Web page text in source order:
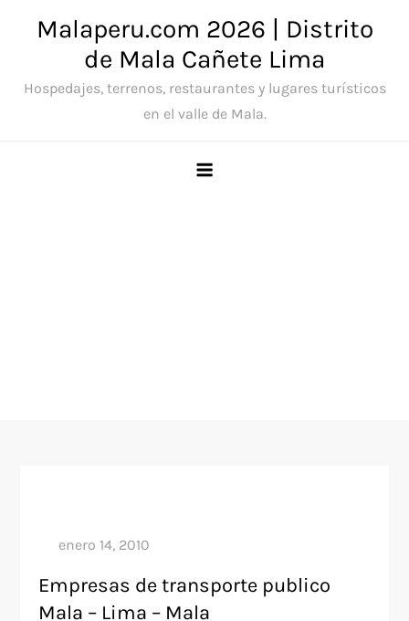
Malaperu.com 2026 | Distrito
de Mala Cañete Lima
Hospedajes, terrenos, restaurantes y lugares turísticos
en el valle de Mala.
Empresas de transporte publico
Mala – Lima – Mala